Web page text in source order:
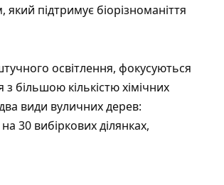
підтримує біорізноманіття
освітлення, фокусуються
більшою кількістю хімічних
види вуличних дерев:
30 вибіркових ділянках,